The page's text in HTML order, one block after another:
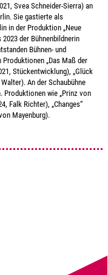
Svea Schneider-Sierra) an
Sie gastierte als
in der Produktion „Neue
der Bühnenbildnerin
Bühnen- und
„Das Maß der
Stückentwicklung), „Glück
An der Schaubühne
wie „Prinz von
Falk Richter), „Changes“
Mayenburg).